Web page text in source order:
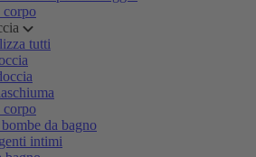
corpo
tutti
corpo
da bagno
intimi